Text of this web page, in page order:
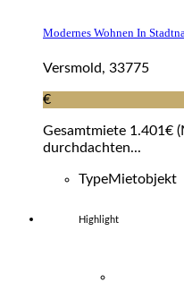
Modernes Wohnen In
Versmold, 33775
€
Gesamtmiete 1.401€
durchdachten...
TypeMietobjekt
Highlight